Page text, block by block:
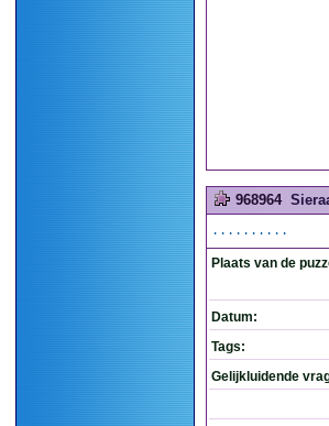
968964
..........
Plaats van de
Datum:
Tags:
Gelijkluidende